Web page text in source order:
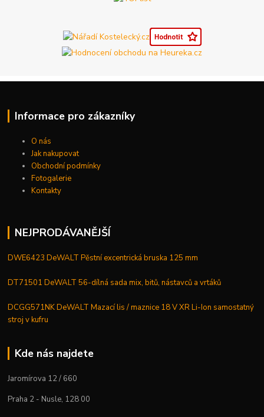
Informace pro zákazníky
O nás
Jak nakupovat
Obchodní podmínky
Fotogalerie
Kontakty
NEJPRODÁVANĚJŠÍ
DWE6423 DeWALT Pěstní excentrická bruska 125 mm
DT71501 DeWALT 56-dílná sada mix, bitů, nástavců a vrtáků
DCGG571NK DeWALT Mazací lis / maznice 18 V XR Li-Ion samostatný
stroj v kufru
Kde nás najdete
Jaromírova 12 / 660
Praha 2 - Nusle, 128 00